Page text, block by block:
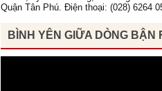
Quận Tân Phú. Điện thoại: (028) 6264
BÌNH YÊN GIỮA DÒNG BẬN